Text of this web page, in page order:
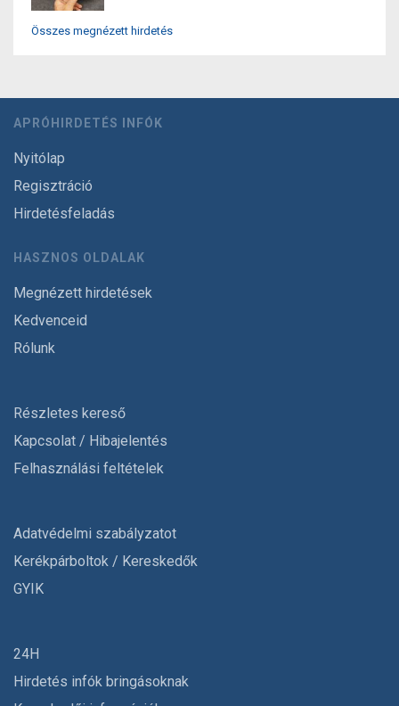
Összes megnézett hirdetés
APRÓHIRDETÉS INFÓK
Nyitólap
Regisztráció
Hirdetésfeladás
HASZNOS OLDALAK
Megnézett hirdetések
Kedvenceid
Rólunk
Részletes kereső
Kapcsolat / Hibajelentés
Felhasználási feltételek
Adatvédelmi szabályzatot
Kerékpárboltok / Kereskedők
GYIK
24H
Hirdetés infók bringásoknak